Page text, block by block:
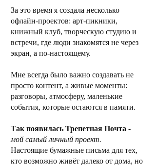
За это время я создала несколько
офлайн-проектов: арт-пикники,
книжный клуб, творческую студию и
встречи, где люди знакомятся не через
экран, а по-настоящему.
Мне всегда было важно создавать не
просто контент, а живые моменты:
разговоры, атмосферу, маленькие
события, которые остаются в памяти.
Так появилась Трепетная Почта -
мой самый личный проект.
Настоящие бумажные письма для тех,
кто возможно живёт далеко от дома, но